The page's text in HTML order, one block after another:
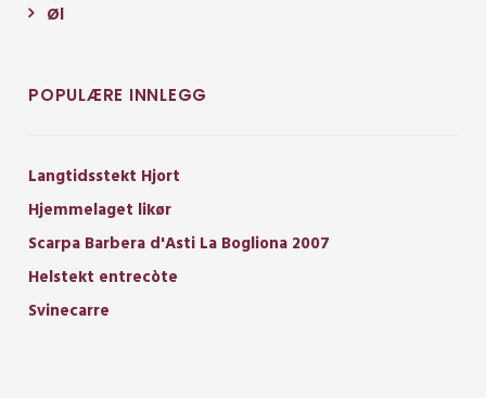
Øl
POPULÆRE INNLEGG
Langtidsstekt Hjort
Hjemmelaget likør
Scarpa Barbera d'Asti La Bogliona 2007
Helstekt entrecòte
Svinecarre